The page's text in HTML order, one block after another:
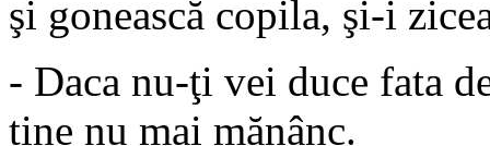
şi gonească copila, şi-i
- Daca nu-ţi vei duce fata
tine nu mai mănânc.